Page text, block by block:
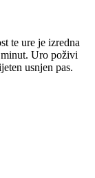
te ure je izredna
Uro poživi
usnjen pas.